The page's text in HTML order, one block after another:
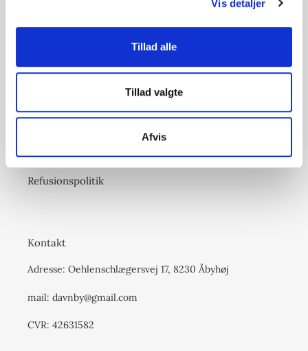
Vis detaljer
Tillad alle
Tillad valgte
Afvis
Privatlivspolitik
Handelsbetingelser
Refusionspolitik
Kontakt
Adresse: Oehlenschlægersvej 17, 8230 Åbyhøj
mail: davnby@gmail.com
CVR: 42631582